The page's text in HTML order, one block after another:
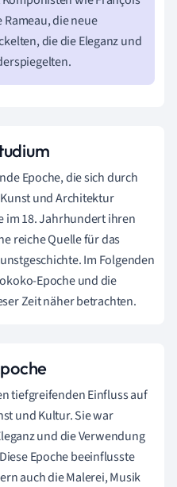
die neue
die die Eleganz und
Epoche, die sich durch
und Architektur
im 18. Jahrhundert ihren
reiche Quelle für das
Im Folgenden
Epoche und die
Zeit näher betrachten.
tiefgreifenden Einfluss auf
und Kultur. Sie war
und die Verwendung
Epoche beeinflusste
auch die Malerei, Musik